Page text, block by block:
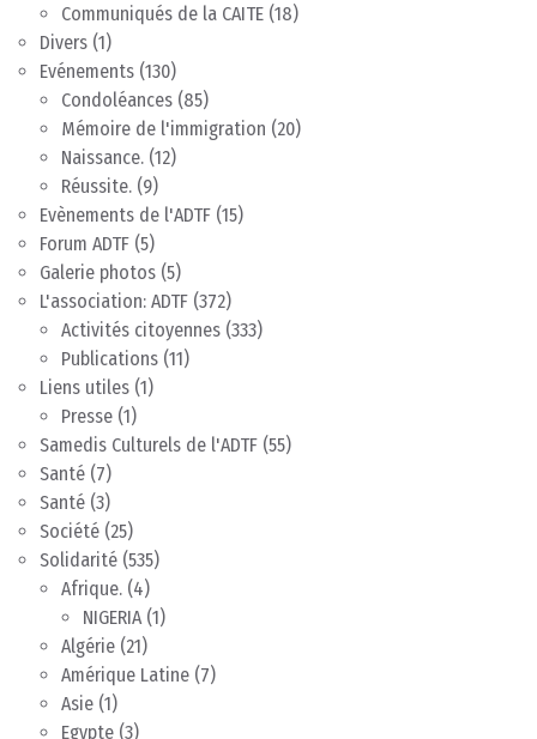
Communiqués de la CAITE (18)
Divers (1)
Evénements (130)
Condoléances (85)
Mémoire de l'immigration (20)
Naissance. (12)
Réussite. (9)
Evènements de l'ADTF (15)
Forum ADTF (5)
Galerie photos (5)
L'association: ADTF (372)
Activités citoyennes (333)
Publications (11)
Liens utiles (1)
Presse (1)
Samedis Culturels de l'ADTF (55)
Santé (7)
Santé (3)
Société (25)
Solidarité (535)
Afrique. (4)
NIGERIA(1)
Algérie (21)
Amérique Latine (7)
Asie (1)
Egypte (3)